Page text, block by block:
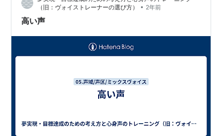
（旧：ヴォイストレーナーの選び方）
• 2年前
高い声